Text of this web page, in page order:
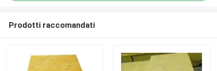
Prodotti raccomandati